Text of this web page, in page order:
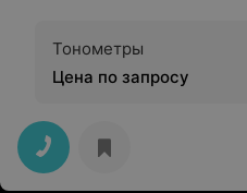
Тонометры
Цена по запросу